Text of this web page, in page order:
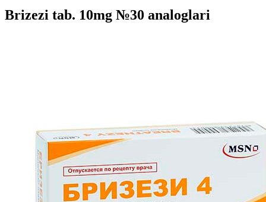
Brizezi tab. 10mg №30 analoglari